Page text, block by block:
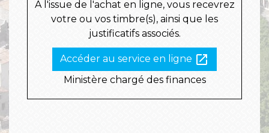
À l'issue de l'achat en ligne, vous recevrez
votre ou vos timbre(s), ainsi que les
justificatifs associés.
Accéder au service en ligne open_in_new
Ministère chargé des finances